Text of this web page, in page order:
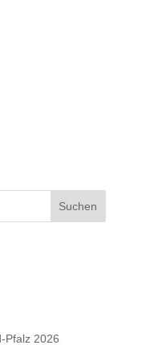
Suchen
Pfalz 2026